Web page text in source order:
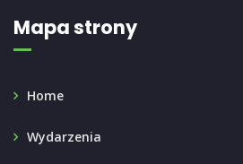
Mapa strony
Home
Wydarzenia